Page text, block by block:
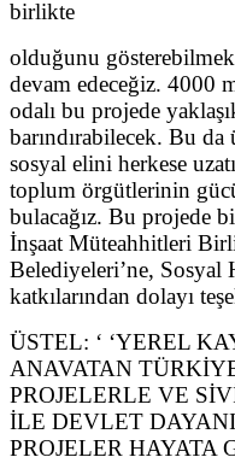
birlikte
olduğunu
devam edeceğiz. 4000
odalı bu projede
barındırabilecek. Bu
sosyal elini herkese
toplum örgütlerinin
bulacağız. Bu projede
İnşaat Müteahhitleri
Belediyeleri’ne,
katkılarından dolayı
ÜSTEL: ‘ ‘YEREL
ANAVATAN
PROJELERLE VE
İLE DEVLET
PROJELER HAYATA